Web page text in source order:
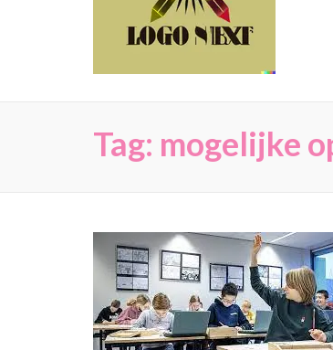
Tag: mogelijke